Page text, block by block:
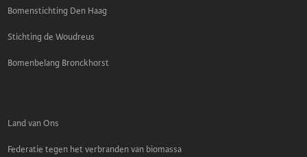
Bomenstichting Den Haag
Stichting de Woudreus
Bomenbelang Bronckhorst
Land van Ons
Federatie tegen het verbranden van biomassa